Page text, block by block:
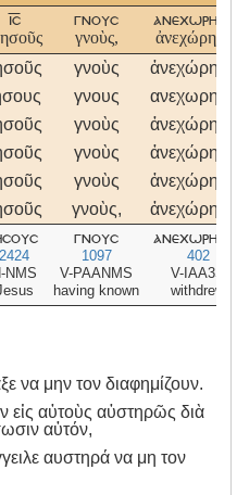
ισ γνουσ
γνοὺς,
γνοὺς
γνους
γνοὺς
γνοὺς
γνοὺς
γνοὺς,
2424
NMS
γνουσ
1097
V-PAANMS
having known
402
V-IAA3S
withdrew
να μην τον διαφημίζουν.
εἰς αὐτοὺς αὐστηρῶς διὰ
αὐτόν,
αυστηρά να μη τον